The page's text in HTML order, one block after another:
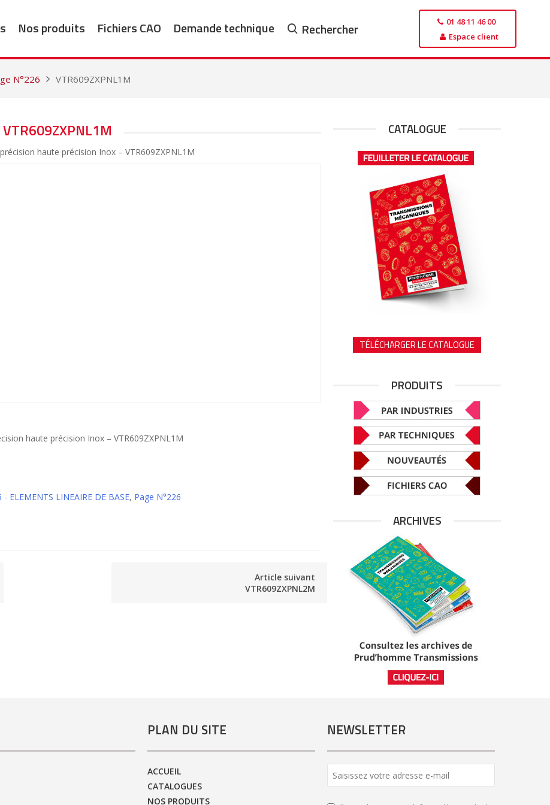
Nos produits Fichiers CAO Demande technique Rechercher
01 48 11 46 00
Espace client
N°226 VTR609ZXPNL1M
VTR609ZXPNL1M
haute précision Inox – VTR609ZXPNL1M
haute précision Inox – VTR609ZXPNL1M
- ELEMENTS LINEAIRE DE BASE, Page N°226
Article suivant
VTR609ZXPNL2M
CATALOGUE
TÉLÉCHARGER LE CATALOGUE
PRODUITS
ARCHIVES
PLAN DU SITE
ACCUEIL
CATALOGUES
NOS PRODUITS
NEWSLETTER